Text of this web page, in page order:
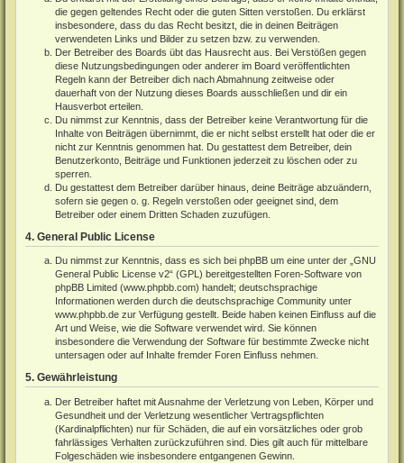
die gegen geltendes Recht oder die guten Sitten verstoßen. Du erklärst
insbesondere, dass du das Recht besitzt, die in deinen Beiträgen
verwendeten Links und Bilder zu setzen bzw. zu verwenden.
Der Betreiber des Boards übt das Hausrecht aus. Bei Verstößen gegen
diese Nutzungsbedingungen oder anderer im Board veröffentlichten
Regeln kann der Betreiber dich nach Abmahnung zeitweise oder
dauerhaft von der Nutzung dieses Boards ausschließen und dir ein
Hausverbot erteilen.
Du nimmst zur Kenntnis, dass der Betreiber keine Verantwortung für die
Inhalte von Beiträgen übernimmt, die er nicht selbst erstellt hat oder die er
nicht zur Kenntnis genommen hat. Du gestattest dem Betreiber, dein
Benutzerkonto, Beiträge und Funktionen jederzeit zu löschen oder zu
sperren.
Du gestattest dem Betreiber darüber hinaus, deine Beiträge abzuändern,
sofern sie gegen o. g. Regeln verstoßen oder geeignet sind, dem
Betreiber oder einem Dritten Schaden zuzufügen.
4. General Public License
Du nimmst zur Kenntnis, dass es sich bei phpBB um eine unter der „GNU
General Public License v2“ (GPL) bereitgestellten Foren-Software von
phpBB Limited (www.phpbb.com) handelt; deutschsprachige
Informationen werden durch die deutschsprachige Community unter
www.phpbb.de zur Verfügung gestellt. Beide haben keinen Einfluss auf die
Art und Weise, wie die Software verwendet wird. Sie können
insbesondere die Verwendung der Software für bestimmte Zwecke nicht
untersagen oder auf Inhalte fremder Foren Einfluss nehmen.
5. Gewährleistung
Der Betreiber haftet mit Ausnahme der Verletzung von Leben, Körper und
Gesundheit und der Verletzung wesentlicher Vertragspflichten
(Kardinalpflichten) nur für Schäden, die auf ein vorsätzliches oder grob
fahrlässiges Verhalten zurückzuführen sind. Dies gilt auch für mittelbare
Folgeschäden wie insbesondere entgangenen Gewinn.